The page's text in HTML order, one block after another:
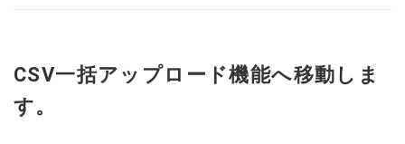
CSV一括アップロード機能へ移動しま
す。